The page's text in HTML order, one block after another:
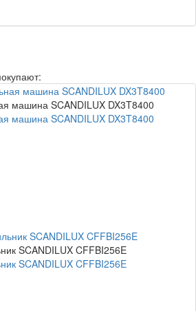
машина SCANDILUX DX3T8400
машина SCANDILUX DX3T8400
SCANDILUX CFFBI256E
SCANDILUX CFFBI256E